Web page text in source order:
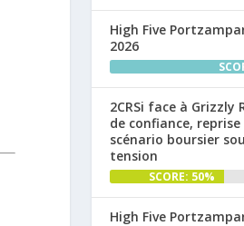
High Five
2026
2CRSi face à Grizzly
de confiance,
scénario boursier
tension
SCORE: 50%
High Five